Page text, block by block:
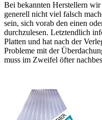
Bei bekannten Herstellern
generell nicht viel falsch
sein, sich vorab den einen
durchzulesen. Letztendlich
Platten und hat nach der
Probleme mit der
muss im Zweifel öfter